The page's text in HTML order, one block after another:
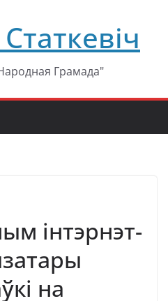
Грамада"
інтэрнэт-
на